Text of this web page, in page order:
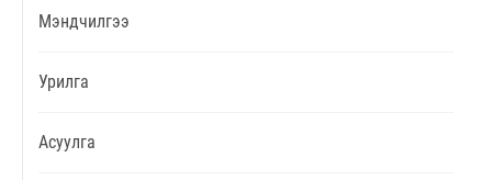
Мэндчилгээ
Урилга
Асуулга